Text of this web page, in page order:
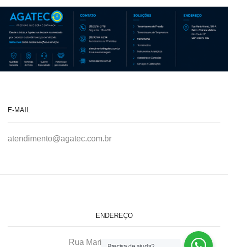
E-MAIL
atendimento@agatec.com.br
ENDEREÇO
Rua Maria Afonso, 166-A